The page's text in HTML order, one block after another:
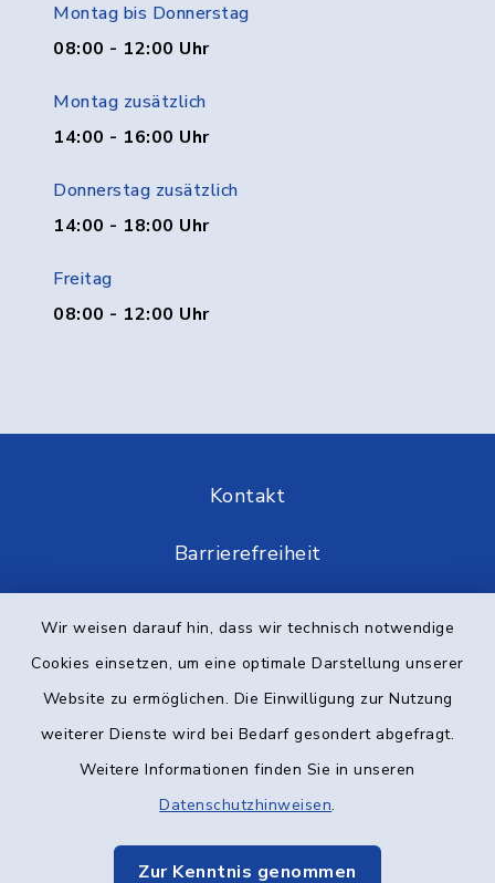
Wir weisen darauf hin, dass wir technisch notwendige
Cookies einsetzen, um eine optimale Darstellung unserer
Website zu ermöglichen. Die Einwilligung zur Nutzung
weiterer Dienste wird bei Bedarf gesondert abgefragt.
Weitere Informationen finden Sie in unseren
Datenschutzhinweisen.
Zur Kenntnis genommen
Montag bis Donnerstag
08:00 - 12:00 Uhr
Montag zusätzlich
14:00 - 16:00 Uhr
Donnerstag zusätzlich
14:00 - 18:00 Uhr
Freitag
08:00 - 12:00 Uhr
Kontakt
Barrierefreiheit
Impressum
Elektronische Kommunikation
Sitemap
Cookie-Einstellungen